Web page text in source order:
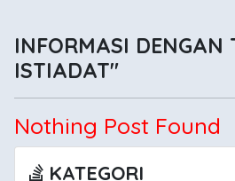
INFORMASI DENGAN
ISTIADAT"
Nothing Post Found
KATEGORI